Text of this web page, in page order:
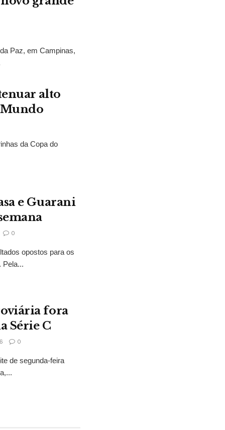
Paz, em Campinas,
alto
Mundo
da Copa do
e Guarani
0
opostos para os
Pela...
fora
Série C
0
de segunda-feira